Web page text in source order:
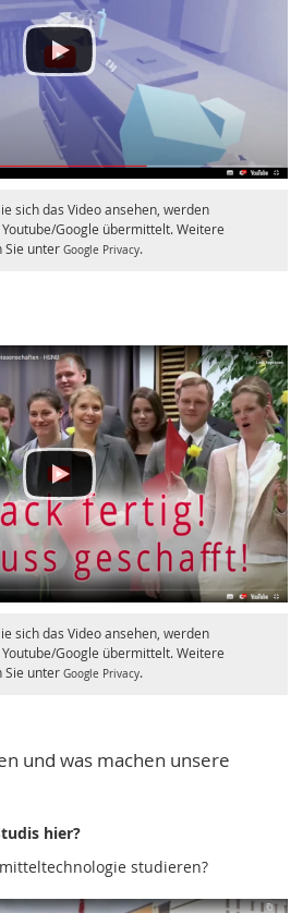
sich das Video ansehen, werden
Google übermittelt. Weitere
Sie unter Google Privacy.
sich das Video ansehen, werden
Google übermittelt. Weitere
Sie unter Google Privacy.
und was machen unsere
hier?
studieren?